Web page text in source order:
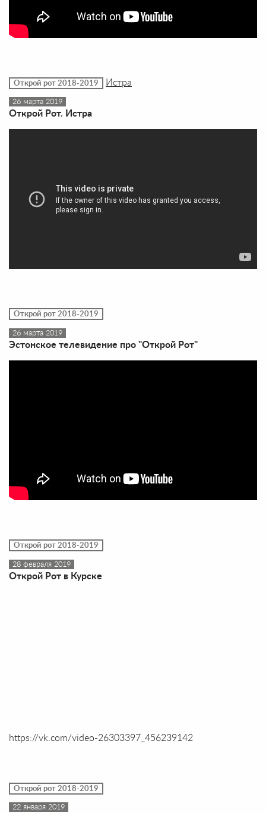
Открой рот 2018-2019 Истра
26 марта 2019
Открой Рот. Истра
Открой рот 2018-2019
26 марта 2019
Эстонское телевидение про "Открой Рот"
Открой рот 2018-2019
28 февраля 2019
Открой Рот в Курске
https://vk.com/video-26303397_456239142
Открой рот 2018-2019
22 января 2019